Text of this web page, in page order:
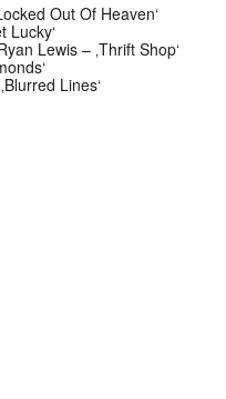
Out Of Heaven‘
Lucky‘
Lewis – ‚Thrift Shop‘
Lines‘